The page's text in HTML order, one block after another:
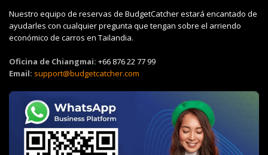
Nuestro equipo de reservas de BudgetCatcher estará encantado de
ayudarles con cualquier pregunta que tengan sobre el arriendo
económico de carros en Tailandia.
Oficina de Chiangmai: +66 876 22 77 99
Email: support@budgetcatcher.com